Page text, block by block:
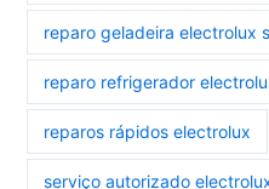
reparo geladeira electrolux
reparo refrigerador
reparos rápidos electrolux
serviço autorizado